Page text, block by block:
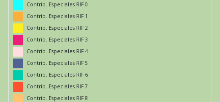
Contrib. Especiales RIF 0
Contrib. Especiales RIF 1
Contrib. Especiales RIF 2
Contrib. Especiales RIF 3
Contrib. Especiales RIF 4
Contrib. Especiales RIF 5
Contrib. Especiales RIF 6
Contrib. Especiales RIF 7
Contrib. Especiales RIF 8